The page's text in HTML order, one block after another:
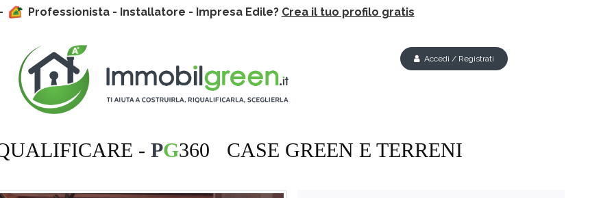
Professionista - Installatore - Impresa Edile? Crea il tuo profilo gratis
Accedi / Registrati
- PG360 CASE GREEN E TERRENI